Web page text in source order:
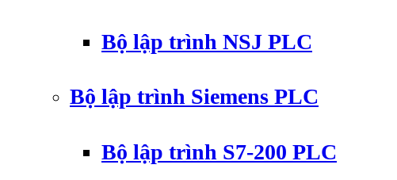
Bộ lập trình NSJ PLC
Bộ lập trình Siemens PLC
Bộ lập trình S7-200 PLC